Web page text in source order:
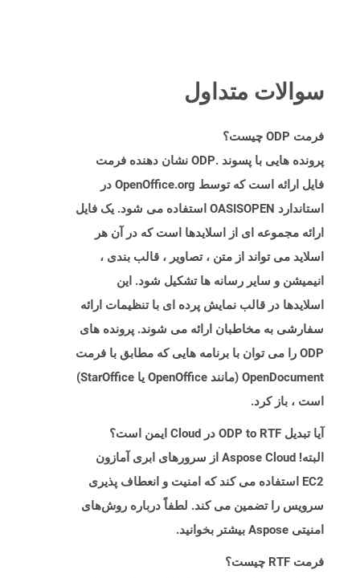
سوالات متداول
فرمت ODP چیست؟
پرونده هایی با پسوند .ODP نشان دهنده فرمت
فایل ارائه است که توسط OpenOffice.org در
استاندارد OASISOPEN استفاده می شود. یک فایل
ارائه مجموعه ای از اسلایدها است که در آن هر
اسلاید می تواند از متن ، تصاویر ، قالب بندی ،
انیمیشن و سایر رسانه ها تشکیل شود. این
اسلایدها در قالب نمایش پرده ای با تنظیمات ارائه
سفارشی به مخاطبان ارائه می شوند. پرونده های
ODP را می توان با برنامه هایی که مطابق با فرمت
OpenDocument (مانند OpenOffice یا StarOffice)
است ، باز کرد.
آیا تبدیل ODP to RTF در Cloud ایمن است؟
البته! Aspose Cloud از سرورهای ابری آمازون
EC2 استفاده می کند که امنیت و انعطاف پذیری
سرویس را تضمین می کند. لطفاً درباره روش‌های
امنیتی Aspose بیشتر بخوانید.
فرمت RTF چیست؟